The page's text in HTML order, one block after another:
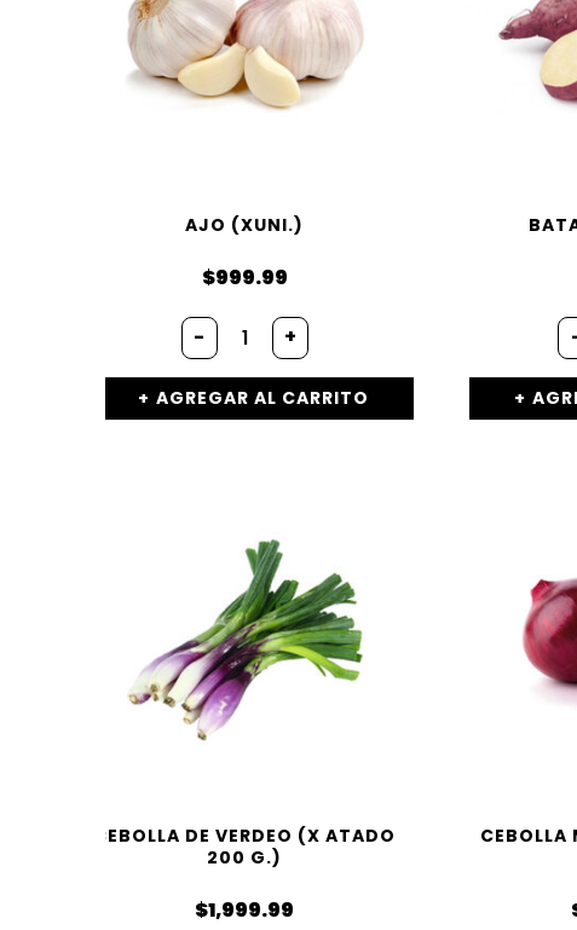
AJO (XUNI.)
$999.99
- +
AGREGAR AL CARRITO
CEBOLLA DE VERDEO (X ATADO
200 G.)
$1,999.99